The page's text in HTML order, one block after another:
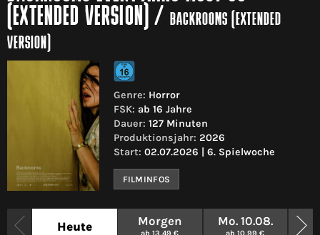
(EXTENDED VERSION) / BACKROOMS (EXTENDED
VERSION)
Genre: Horror
FSK: ab 16 Jahre
Dauer: 127 Minuten
Produktionsjahr: 2026
Start: 02.07.2026 | 6. Spielwoche
FILMINFOS
Heute Morgen Mo. 10.08.